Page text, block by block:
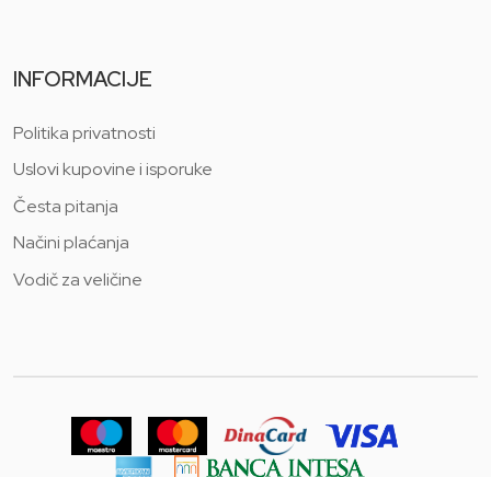
INFORMACIJE
Politika privatnosti
Uslovi kupovine i isporuke
Česta pitanja
Načini plaćanja
Vodič za veličine